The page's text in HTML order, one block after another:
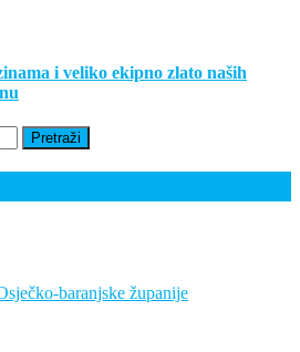
i veliko ekipno zlato naših
baranjske županije